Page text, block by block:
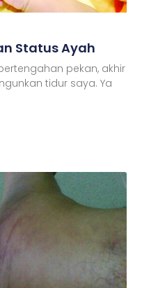
Status Ayah
pekan, akhir
tidur saya. Ya